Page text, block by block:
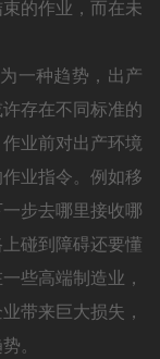
的作业，而在未
一种趋势，出产
存在不同标准的
业前对出产环境
业指令。例如移
步去哪里接收哪
碰到障碍还要懂
些高端制造业，
带来巨大损失，
。